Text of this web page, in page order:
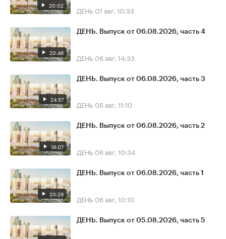
20:02 ДЕНЬ 07 авг, 10:33
20:46
ДЕНЬ. Выпуск от 06.08.2026, часть 4
ДЕНЬ 06 авг, 14:33
24:57
ДЕНЬ. Выпуск от 06.08.2026, часть 3
ДЕНЬ 06 авг, 11:10
19:07
ДЕНЬ. Выпуск от 06.08.2026, часть 2
ДЕНЬ 06 авг, 10:34
20:29
ДЕНЬ. Выпуск от 06.08.2026, часть 1
ДЕНЬ 06 авг, 10:10
ДЕНЬ. Выпуск от 05.08.2026, часть 5